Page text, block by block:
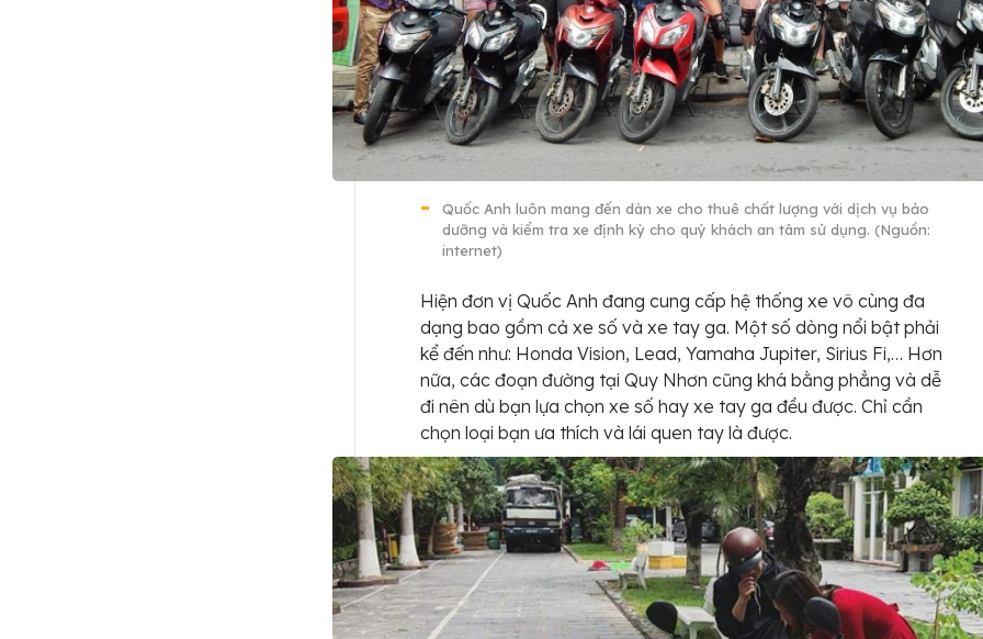
Quốc Anh luôn mang đến dàn xe cho thuê chất lượng với dịch vụ bảo
dưỡng và kiểm tra xe định kỳ cho quý khách an tâm sử dụng. (Nguồn:
internet)
Hiện đơn vị Quốc Anh đang cung cấp hệ thống xe vô cùng đa
dạng bao gồm cả xe số và xe tay ga. Một số dòng nổi bật phải
kể đến như: Honda Vision, Lead, Yamaha Jupiter, Sirius Fi,… Hơn
nữa, các đoạn đường tại Quy Nhơn cũng khá bằng phẳng và dễ
đi nên dù bạn lựa chọn xe số hay xe tay ga đều được. Chỉ cần
chọn loại bạn ưa thích và lái quen tay là được.